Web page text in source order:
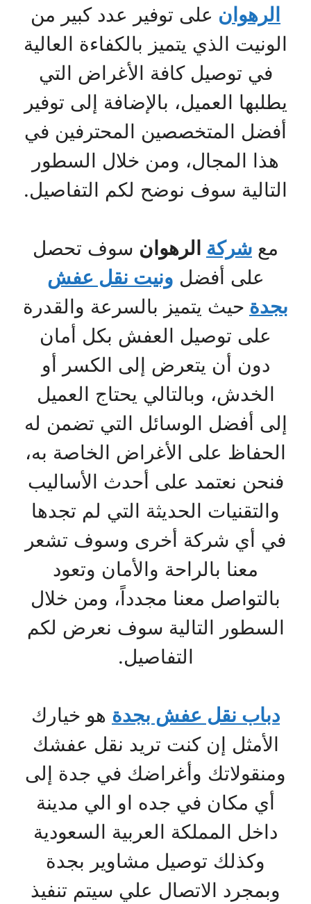
الرهوان على توفير عدد كبير من
الونيت الذي يتميز بالكفاءة العالية
في توصيل كافة الأغراض التي
يطلبها العميل، بالإضافة إلى توفير
أفضل المتخصصين المحترفين في
هذا المجال، ومن خلال السطور
التالية سوف نوضح لكم التفاصيل.
مع شركة الرهوان سوف تحصل
على أفضل ونيت نقل عفش
بجدة حيث يتميز بالسرعة والقدرة
على توصيل العفش بكل أمان
دون أن يتعرض إلى الكسر أو
الخدش، وبالتالي يحتاج العميل
إلى أفضل الوسائل التي تضمن له
الحفاظ على الأغراض الخاصة به،
فنحن نعتمد على أحدث الأساليب
والتقنيات الحديثة التي لم تجدها
في أي شركة أخرى وسوف تشعر
معنا بالراحة والأمان وتعود
بالتواصل معنا مجدداً، ومن خلال
السطور التالية سوف نعرض لكم
التفاصيل.
دباب نقل عفش بجدة هو خيارك
الأمثل إن كنت تريد نقل عفشك
ومنقولاتك وأغراضك في جدة إلى
أي مكان في جده او الي مدينة
داخل المملكة العربية السعودية
وكذلك توصيل مشاوير بجدة
وبمجرد الاتصال علي سيتم تنفيذ